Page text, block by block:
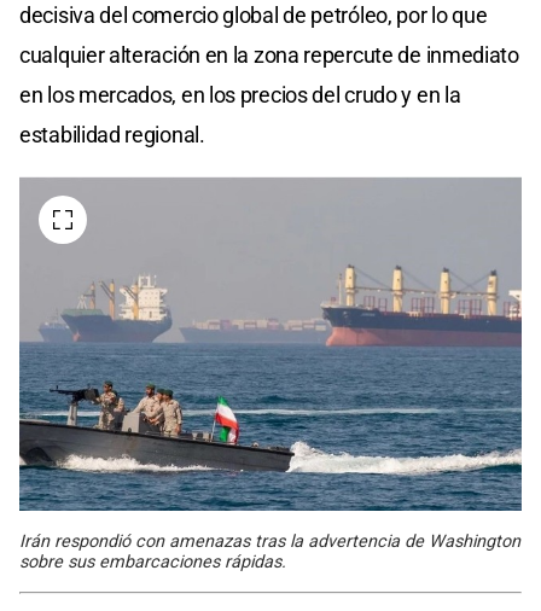
decisiva del comercio global de petróleo, por lo que
cualquier alteración en la zona repercute de inmediato
en los mercados, en los precios del crudo y en la
estabilidad regional.
Irán respondió con amenazas tras la advertencia de Washington
sobre sus embarcaciones rápidas.